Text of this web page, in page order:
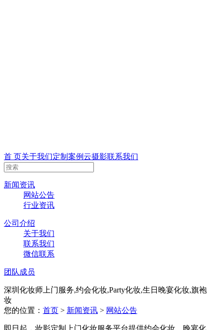
首 页关于我们定制案例云摄影联系我们
新闻资讯
网站公告
行业资讯
公司介绍
关于我们
联系我们
微信联系
团队成员
深圳化妆师上门服务,约会化妆,Party化妆,生日晚宴化妆,旗袍
妆
您的位置： 首页 > 新闻资讯 > 网站公告
即日起，妆影定制上门化妆服务平台提供约会化妆、晚宴化